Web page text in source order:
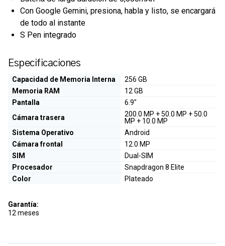
Con Google Gemini, presiona, habla y listo, se encargará
de todo al instante
S Pen integrado
Especificaciones
Capacidad de Memoria Interna
256 GB
Memoria RAM
12 GB
Pantalla
6.9"
Cámara trasera
200.0 MP + 50.0 MP + 50.0
MP + 10.0 MP
Sistema Operativo
Android
Cámara frontal
12.0 MP
SIM
Dual-SIM
Procesador
Snapdragon 8 Elite
Color
Plateado
Garantía:
12 meses